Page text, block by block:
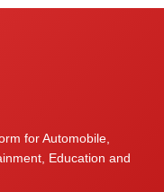
for Automobile,
Education and